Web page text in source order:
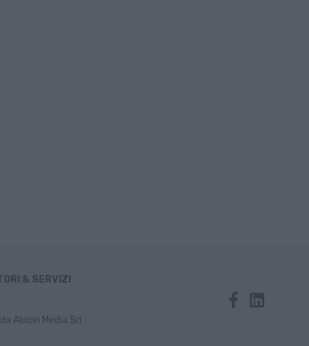
& SERVIZI
Alocin Media Srl